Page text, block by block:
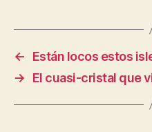
←
Están locos estos
→
El cuasi-cristal que